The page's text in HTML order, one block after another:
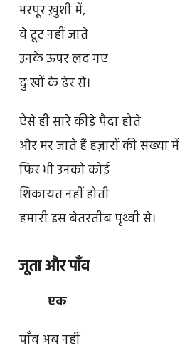
भरपूर ख़ुशी में,
वे टूट नहीं जाते
उनके ऊपर लद गए
दुःखों के ढेर से।
ऐसे ही सारे कीड़े पैदा होते
और मर जाते हैं हज़ारों की संख्या में
फिर भी उनको कोई
शिकायत नहीं होती
हमारी इस बेतरतीब पृथ्वी से।
जूता और पाँव
एक
पाँव अब नहीं